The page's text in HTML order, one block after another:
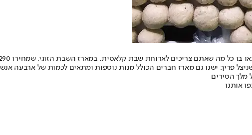
פריך. ישנו גם מארז חברים הכולל מנות נוספות ומתאים לכמות של ארבעה
מלך הסירים
אותנו